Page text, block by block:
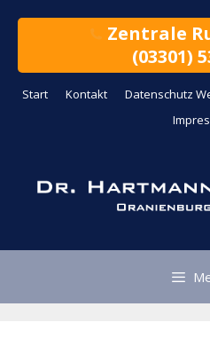
Zentrale
(03301)
Start Kontakt Datenschutz